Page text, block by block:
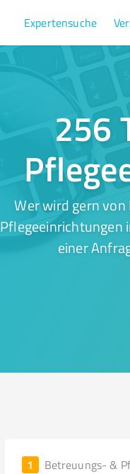
Expertensuche
256
Wer wird gern
Pflegeeinrichtungen
einer
1 Betreuungs- &